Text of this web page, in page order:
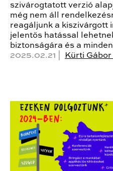
szivárogtatott verzió
még nem áll
reagáljunk a kiszivárgott
jelentős hatással
biztonságára és a
2025.02.21 |
Kürti